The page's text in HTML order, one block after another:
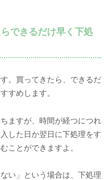
できるだけ早く下処
。買ってきたら、できるだ
すめします。
ますが、時間が経つにつれ
した日か翌日に下処理をす
ことができますよ。
い」という場合は、下処理